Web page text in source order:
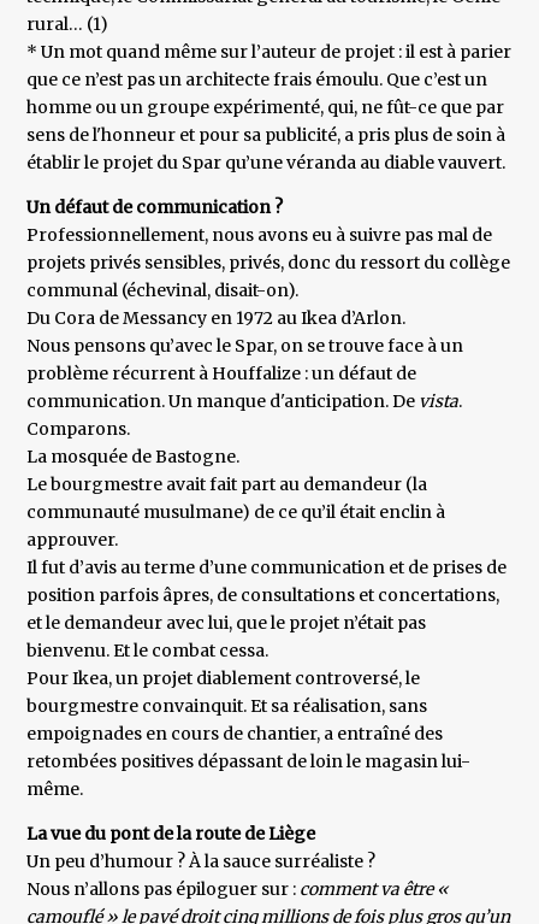
rural… (1)
* Un mot quand même sur l’auteur de projet : il est à parier
que ce n’est pas un architecte frais émoulu. Que c’est un
homme ou un groupe expérimenté, qui, ne fût-ce que par
sens de l'honneur et pour sa publicité, a pris plus de soin à
établir le projet du Spar qu’une véranda au diable vauvert.
Un défaut de communication ?
Professionnellement, nous avons eu à suivre pas mal de
projets privés sensibles, privés, donc du ressort du collège
communal (échevinal, disait-on).
Du Cora de Messancy en 1972 au Ikea d’Arlon.
Nous pensons qu’avec le Spar, on se trouve face à un
problème récurrent à Houffalize : un défaut de
communication. Un manque d'anticipation. De vista.
Comparons.
La mosquée de Bastogne.
Le bourgmestre avait fait part au demandeur (la
communauté musulmane) de ce qu’il était enclin à
approuver.
Il fut d’avis au terme d’une communication et de prises de
position parfois âpres, de consultations et concertations,
et le demandeur avec lui, que le projet n’était pas
bienvenu. Et le combat cessa.
Pour Ikea, un projet diablement controversé, le
bourgmestre convainquit. Et sa réalisation, sans
empoignades en cours de chantier, a entraîné des
retombées positives dépassant de loin le magasin lui-
même.
La vue du pont de la route de Liège
Un peu d’humour ? À la sauce surréaliste ?
Nous n’allons pas épiloguer sur : comment va être «
camouflé » le pavé droit cinq millions de fois plus gros qu’un